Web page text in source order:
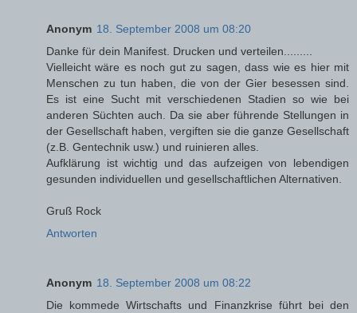
Anonym 18. September 2008 um 08:20
Danke für dein Manifest. Drucken und verteilen.........
Vielleicht wäre es noch gut zu sagen, dass wie es hier mit
Menschen zu tun haben, die von der Gier besessen sind.
Es ist eine Sucht mit verschiedenen Stadien so wie bei
anderen Süchten auch. Da sie aber führende Stellungen in
der Gesellschaft haben, vergiften sie die ganze Gesellschaft
(z.B. Gentechnik usw.) und ruinieren alles.
Aufklärung ist wichtig und das aufzeigen von lebendigen
gesunden individuellen und gesellschaftlichen Alternativen.
Gruß Rock
Antworten
Anonym 18. September 2008 um 08:22
Die kommede Wirtschafts und Finanzkrise führt bei den